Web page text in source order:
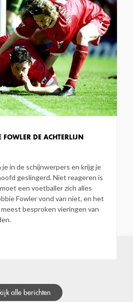
DE ACHTERLIJN
in de schijnwerpers en krijg je
geslingerd. Niet reageren is
een voetballer zich alles
Fowler vond van niet, en het
besproken vieringen van
alle berichten